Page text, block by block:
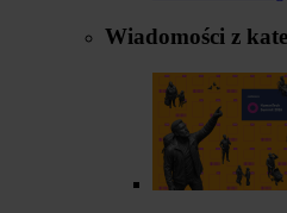
Wiadomości z